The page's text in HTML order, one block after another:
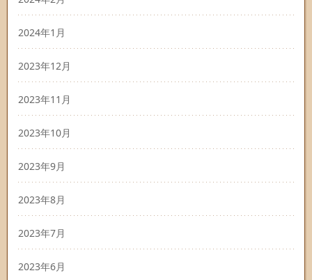
2024年1月
2023年12月
2023年11月
2023年10月
2023年9月
2023年8月
2023年7月
2023年6月